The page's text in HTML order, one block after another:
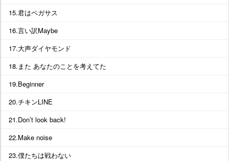
15.君はペガサス
16.言い訳Maybe
17.大声ダイヤモンド
18.また あなたのことを考えてた
19.Beginner
20.チキンLINE
21.Don’t look back!
22.Make noise
23.僕たちは戦わない